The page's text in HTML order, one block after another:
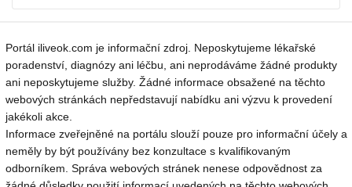
Portál iliveok.com je informační zdroj. Neposkytujeme lékařské
poradenství, diagnózy ani léčbu, ani neprodáváme žádné produkty
ani neposkytujeme služby. Žádné informace obsažené na těchto
webových stránkách nepředstavují nabídku ani výzvu k provedení
jakékoli akce.
Informace zveřejněné na portálu slouží pouze pro informační účely a
neměly by být používány bez konzultace s kvalifikovaným
odborníkem. Správa webových stránek nenese odpovědnost za